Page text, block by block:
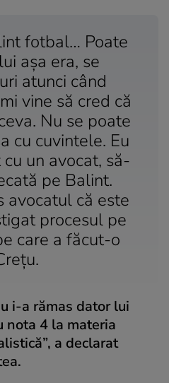
fotbal… Poate
așa era, se
atunci când
vine să cred că
Nu se poate
cu cuvintele. Eu
un avocat, să-
pe Balint.
avocatul că este
procesul pe
care a făcut-o
i-a rămas dator lui
nota 4 la materia
a declarat